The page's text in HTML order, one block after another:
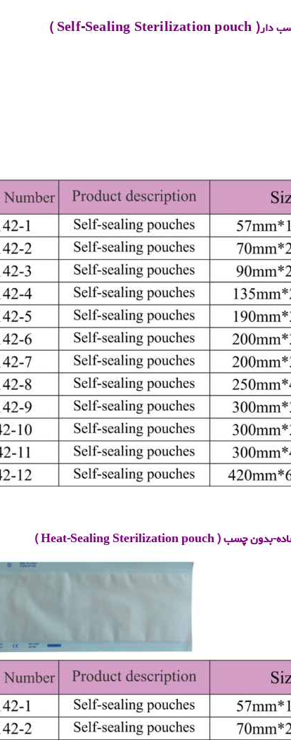
دار(
Self-Sealing Sterilization pouch
)
بدون چسب (
Heat-Sealing Sterilization pouch
)